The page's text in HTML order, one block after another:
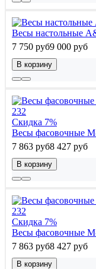
Весы настольные
7 750 руб9 000 руб
В корзину
Скидка 7%
Весы фасовочные
7 863 руб8 427 руб
В корзину
Скидка 7%
Весы фасовочные
7 863 руб8 427 руб
В корзину